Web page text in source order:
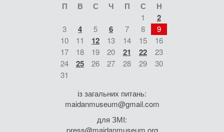
П В С Ч П С Н
1 2
3 4 5 6 7 8
9
10
11 12 13 14 15
16
17
18 19 20 21 22
23
24
25 26 27 28 29
30
31
із загальних питань:
maidanmuseum@gmail.com
для ЗМІ:
press@maidanmuseum.org